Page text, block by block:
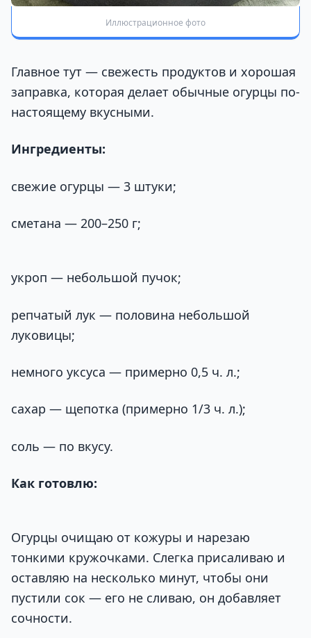
Иллюстрационное фото
Главное тут — свежесть продуктов и хорошая
заправка, которая делает обычные огурцы по-
настоящему вкусными.
Ингредиенты:
свежие огурцы — 3 штуки;
сметана — 200–250 г;
укроп — небольшой пучок;
репчатый лук — половина небольшой
луковицы;
немного уксуса — примерно 0,5 ч. л.;
сахар — щепотка (примерно 1/3 ч. л.);
соль — по вкусу.
Как готовлю:
Огурцы очищаю от кожуры и нарезаю
тонкими кружочками. Слегка присаливаю и
оставляю на несколько минут, чтобы они
пустили сок — его не сливаю, он добавляет
сочности.